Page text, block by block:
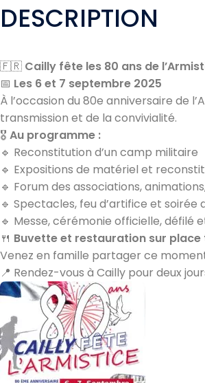
DESCRIPTION
🇫🇷 Cailly fête les 80 ans de
📅 Les 6 et 7 septembre 2025
À l’occasion du 80e anniversaire de
transmission et de la convivialité.
🎖 Au programme :
🔹 Reconstitution d’un camp militaire
🔹 Expositions de matériel et
🔹 Forum des associations,
🔹 Spectacles, feu d’artifice et soirée
🔹 Messe, cérémonie officielle, défilé
🍴 Buvette et restauration sur place
Venez en famille partager ce
📍 Rendez-vous à Cailly pour deux